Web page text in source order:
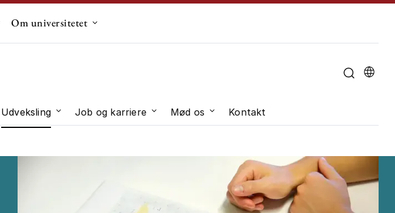
Undermenu til "Innovation"
Om universitetet
Udveksling Undermenu til "Udveksling"
Job og karriere Undermenu til "Job og karriere"
Mød os Undermenu til "Mød os"
Kontakt